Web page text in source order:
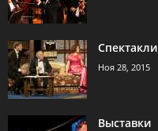
Спектакли
Ноя 28, 2015
Выставки